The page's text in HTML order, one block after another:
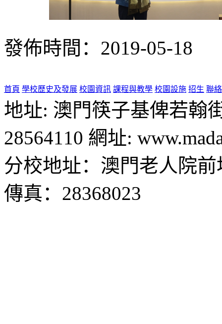
發佈時間：2019-05-18
首頁 學校歷史及發展 校園資訊 課程與教學 校園設施 招生 聯
地址: 澳門筷子基俾若翰
28564110 網址:
分校地址：澳門老人院
傳真：28368023